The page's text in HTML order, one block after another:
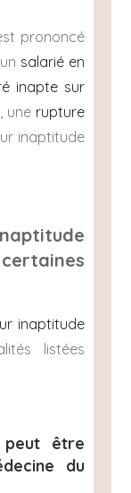
prononcé
salarié en
inapte sur
une rupture
inaptitude
inaptitude
listées
peut être
du